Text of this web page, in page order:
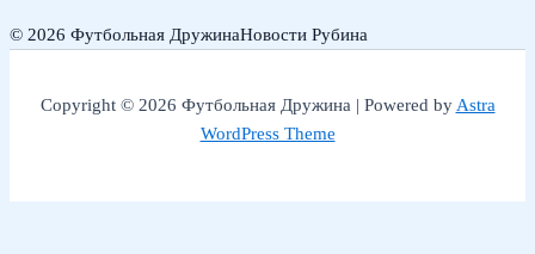
© 2026 Футбольная ДружинаНовости Рубина
Copyright © 2026 Футбольная Дружина | Powered byAstra
WordPress Theme